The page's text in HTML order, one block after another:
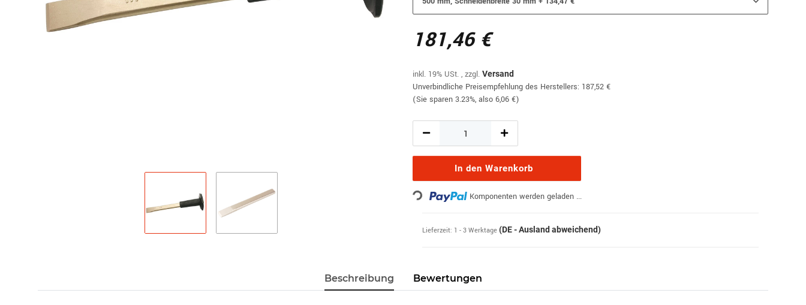
181,46 €
inkl. 19% USt. , zzgl. Versand
Unverbindliche Preisempfehlung des Herstellers: 187,52 €
(Sie sparen 3.23%, also 6,06 €)
In den Warenkorb
Loading... Komponenten werden geladen ...
Lieferzeit: 1 - 3 Werktage (DE - Ausland abweichend)
Beschreibung Bewertungen